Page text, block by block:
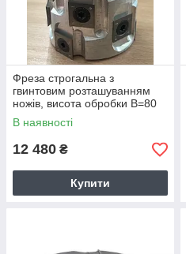
Фреза строгальна з
гвинтовим розташуванням
ножів, висота обробки В=80
мм, D = 60 мм d = 32 мм
В наявності
12 480 ₴
Купити